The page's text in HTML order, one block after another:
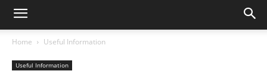
Home Useful Information
Useful Information